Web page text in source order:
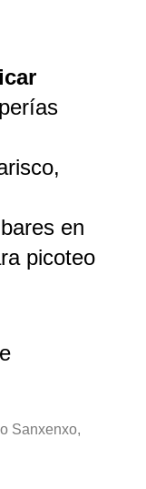
en
picoteo
Sanxenxo,